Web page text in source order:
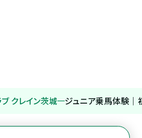
クレイン茨城 ジュニア乗馬体験｜